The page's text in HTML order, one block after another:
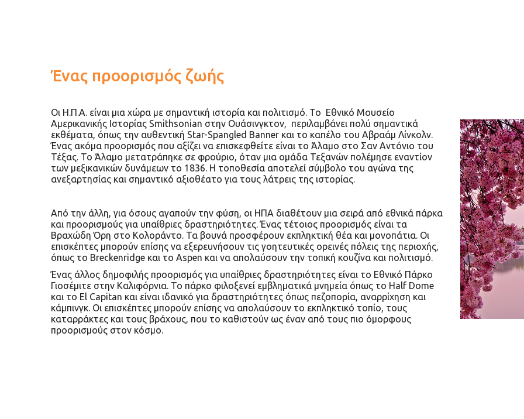
Ένας προορισμός ζωής
Οι Η.Π.Α. είναι μια χώρα με σημαντική ιστορία και πολιτισμό. Το Εθνικό Μουσείο
Αμερικανικής Ιστορίας Smithsonian στην Ουάσινγκτον, περιλαμβάνει πολύ σημαντικά
εκθέματα, όπως την αυθεντική Star-Spangled Banner και το καπέλο του Αβραάμ Λίνκολν.
Ένας ακόμα προορισμός που αξίζει να επισκεφθείτε είναι το Άλαμο στο Σαν Αντόνιο του
Τέξας. Το Άλαμο μετατράπηκε σε φρούριο, όταν μια ομάδα Τεξανών πολέμησε εναντίον
των μεξικανικών δυνάμεων το 1836. Η τοποθεσία αποτελεί σύμβολο του αγώνα της
ανεξαρτησίας και σημαντικό αξιοθέατο για τους λάτρεις της ιστορίας.
Από την άλλη, για όσους αγαπούν την φύση, οι ΗΠΑ διαθέτουν μια σειρά από εθνικά πάρκα
και προορισμούς για υπαίθριες δραστηριότητες. Ένας τέτοιος προορισμός είναι τα
Βραχώδη Όρη στο Κολοράντο. Τα βουνά προσφέρουν εκπληκτική θέα και μονοπάτια. Οι
επισκέπτες μπορούν επίσης να εξερευνήσουν τις γοητευτικές ορεινές πόλεις της περιοχής,
όπως το Breckenridge και το Aspen και να απολαύσουν την τοπική κουζίνα και πολιτισμό.
Ένας άλλος δημοφιλής προορισμός για υπαίθριες δραστηριότητες είναι το Εθνικό Πάρκο
Γιοσέμιτε στην Καλιφόρνια. Το πάρκο φιλοξενεί εμβληματικά μνημεία όπως το Half Dome
και το El Capitan και είναι ιδανικό για δραστηριότητες όπως πεζοπορία, αναρρίχηση και
κάμπινγκ. Οι επισκέπτες μπορούν επίσης να απολαύσουν το εκπληκτικό τοπίο, τους
καταρράκτες και τους βράχους, που το καθιστούν ως έναν από τους πιο όμορφους
προορισμούς στον κόσμο.